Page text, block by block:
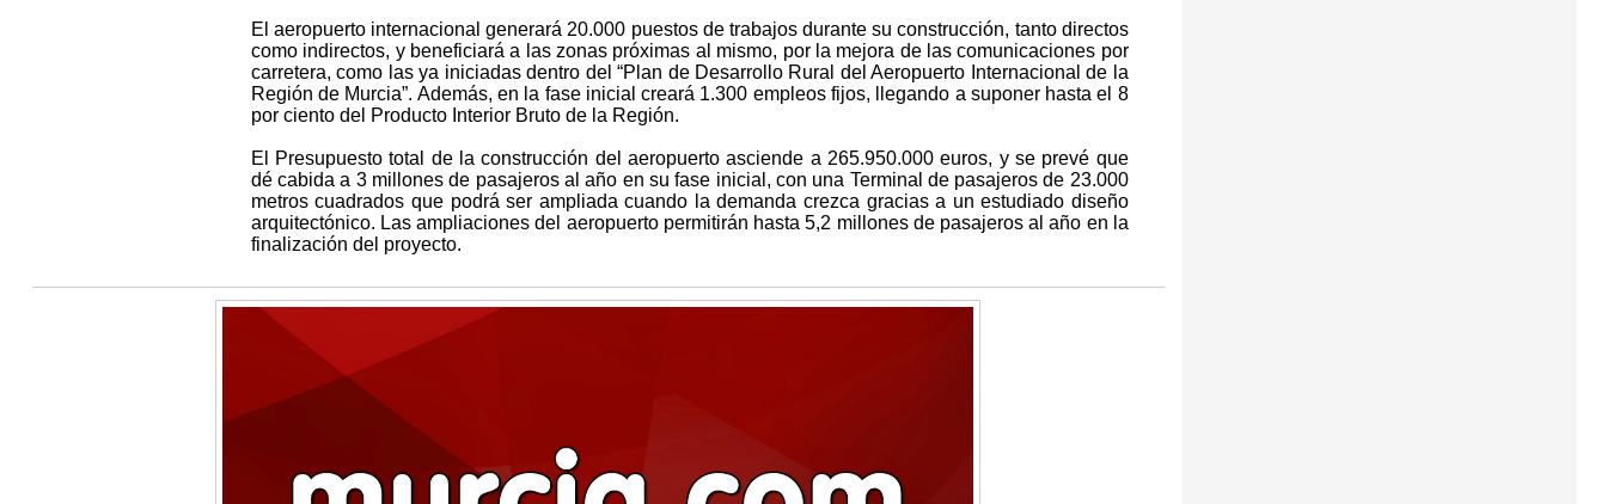
El aeropuerto internacional generará 20.000 puestos de trabajos durante su construcción, tanto directos
como indirectos, y beneficiará a las zonas próximas al mismo, por la mejora de las comunicaciones por
carretera, como las ya iniciadas dentro del “Plan de Desarrollo Rural del Aeropuerto Internacional de la
Región de Murcia”. Además, en la fase inicial creará 1.300 empleos fijos, llegando a suponer hasta el 8
por ciento del Producto Interior Bruto de la Región.
El Presupuesto total de la construcción del aeropuerto asciende a 265.950.000 euros, y se prevé que
dé cabida a 3 millones de pasajeros al año en su fase inicial, con una Terminal de pasajeros de 23.000
metros cuadrados que podrá ser ampliada cuando la demanda crezca gracias a un estudiado diseño
arquitectónico. Las ampliaciones del aeropuerto permitirán hasta 5,2 millones de pasajeros al año en la
finalización del proyecto.